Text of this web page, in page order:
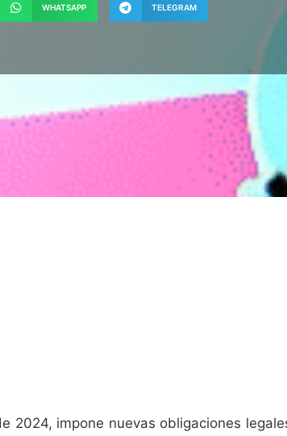
WHATSAPP TELEGRAM
2024, impone nuevas obligaciones